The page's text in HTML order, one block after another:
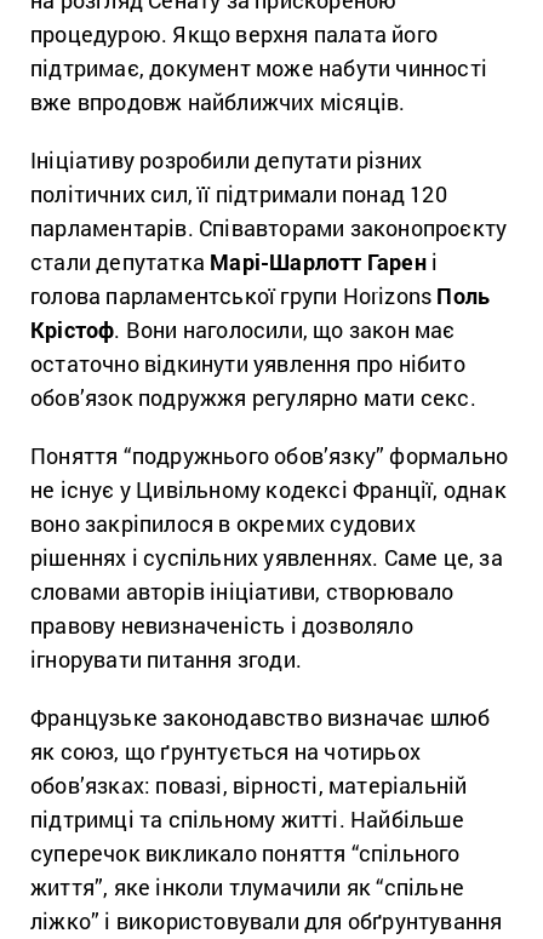
процедурою. Якщо верхня палата його
підтримає, документ може набути чинності
вже впродовж найближчих місяців.
Ініціативу розробили депутати різних
політичних сил, її підтримали понад 120
парламентарів. Співавторами законопроєкту
стали депутатка Марі-Шарлотт Гарені
голова парламентської групи Horizons Поль
Крістоф. Вони наголосили, що закон має
остаточно відкинути уявлення про нібито
обов’язок подружжя регулярно мати секс.
Поняття “подружнього обов’язку” формально
не існує у Цивільному кодексі Франції, однак
воно закріпилося в окремих судових
рішеннях і суспільних уявленнях. Саме це, за
словами авторів ініціативи, створювало
правову невизначеність і дозволяло
ігнорувати питання згоди.
Французьке законодавство визначає шлюб
як союз, що ґрунтується на чотирьох
обов’язках: повазі, вірності, матеріальній
підтримці та спільному житті. Найбільше
суперечок викликало поняття “спільного
життя”, яке інколи тлумачили як “спільне
ліжко” і використовували для обґрунтування